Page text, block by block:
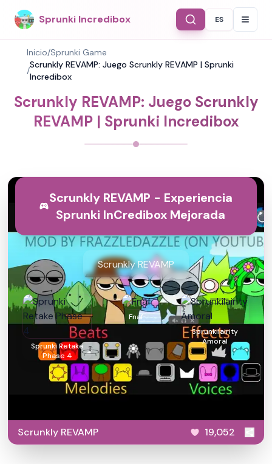
Sprunki Incredibox Select
ES
Inicio/Sprunki Game
/
Scrunkly REVAMP: Juego Scrunkly REVAMP | Sprunki
Incredibox
Scrunkly REVAMP: Juego Scrunkly
REVAMP | Sprunki Incredibox
Scrunkly REVAMP - Experiencia
Sprunki InCredibox Mejorada
Scrunkly REVAMP
Sprunki Retake
Phase 4
Fnaf
Sprunkilairity
Amoral
Scrunkly REVAMP 19,052